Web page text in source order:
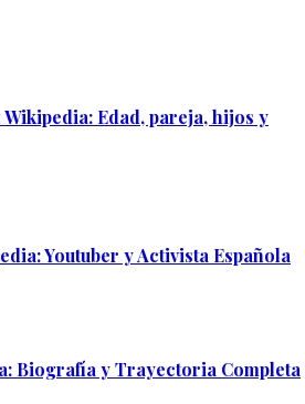
Edad, pareja, hijos y
Youtuber y Activista Española
Biografía y Trayectoria Completa